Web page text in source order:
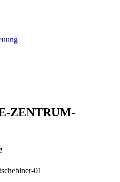
ZENTRUM-